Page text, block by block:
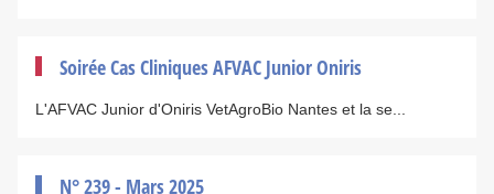
Soirée Cas Cliniques AFVAC Junior Oniris
L'AFVAC Junior d'Oniris VetAgroBio Nantes et la se...
N° 239 - Mars 2025